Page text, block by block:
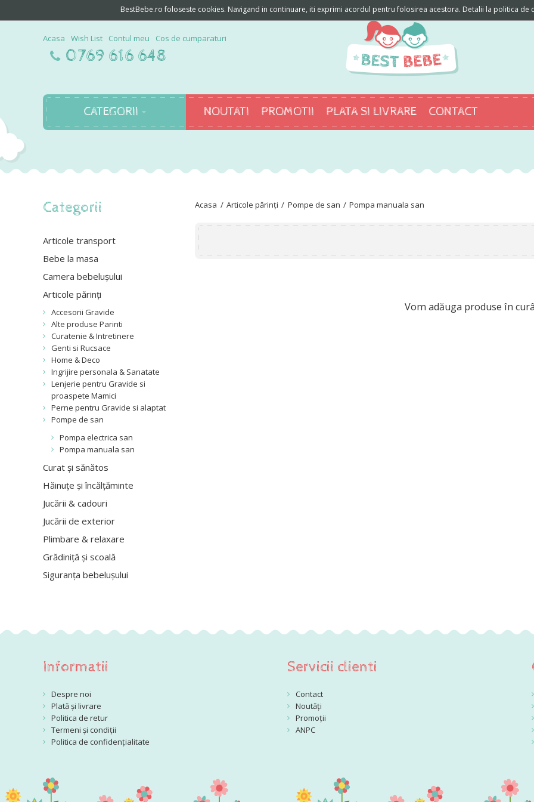
Acasa Wish List Contul meu Cos de cumparaturi
0769 616 648
CATEGORII NOUTATI PROMOTII PLATA SI LIVRARE CONTACT
Articole părinți Pompe de san Pompa manuala san
Vom adăuga produse în
Categorii
Articole transport
Bebe la masa
Camera bebelușului
Articole părinți
Accesorii Gravide
Alte produse Parinti
Curatenie & Intretinere
Genti si Rucsace
Home & Deco
Ingrijire personala & Sanatate
Lenjerie pentru Gravide si
proaspete Mamici
Perne pentru Gravide si alaptat
Pompe de san
Pompa electrica san
Pompa manuala san
Curat și sănătos
Hăinuțe și încălțăminte
Jucării & cadouri
Jucării de exterior
Plimbare & relaxare
Grădiniță și scoală
Siguranța bebelușului
Informatii
Despre noi
Plată și livrare
Politica de retur
Termeni și condiții
Politica de confidențialitate
Servicii clienti
Contact
Noutăți
Promoții
ANPC
BestBebe.ro foloseste cookies. Navigand in continuare, iti exprimi acordul pentru folosirea acestora. Detalii la politica de